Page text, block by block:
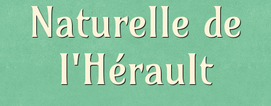
Naturelle de
l'Hérault